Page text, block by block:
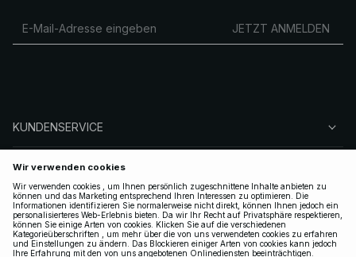
JETZT ANMELDEN
KUNDENSERVICE
ÜBER NA-KD
FOLGEN SIE UNS
LEGAL